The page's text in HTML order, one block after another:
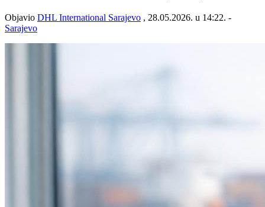
Objavio DHL International Sarajevo , 28.05.2026. u 14:22. -
Sarajevo